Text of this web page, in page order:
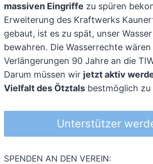
massiven Eingriffe zu spüren
Erweiterung des Kraftwerks
gebaut, ist es zu spät, unser
bewahren. Die Wasserrechte
Verlängerungen 90 Jahre an die
Darum müssen wir jetzt aktiv
Vielfalt des Ötztals bestmöglich
Unterstützer
SPENDEN AN DEN VEREIN: